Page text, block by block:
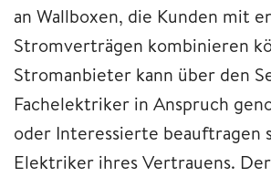
an Wallboxen, die Kunden mit
Stromverträgen kombinieren
Stromanbieter kann über den
Fachelektriker in Anspruch
oder Interessierte beauftragen
Elektriker ihres Vertrauens.